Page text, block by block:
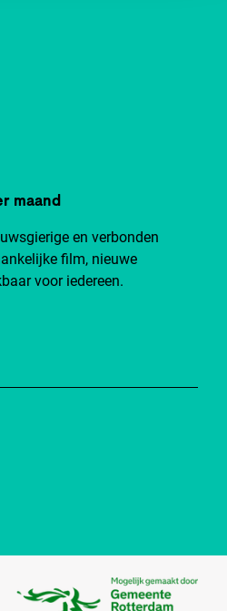
maand
en verbonden
film, nieuwe
voor iedereen.